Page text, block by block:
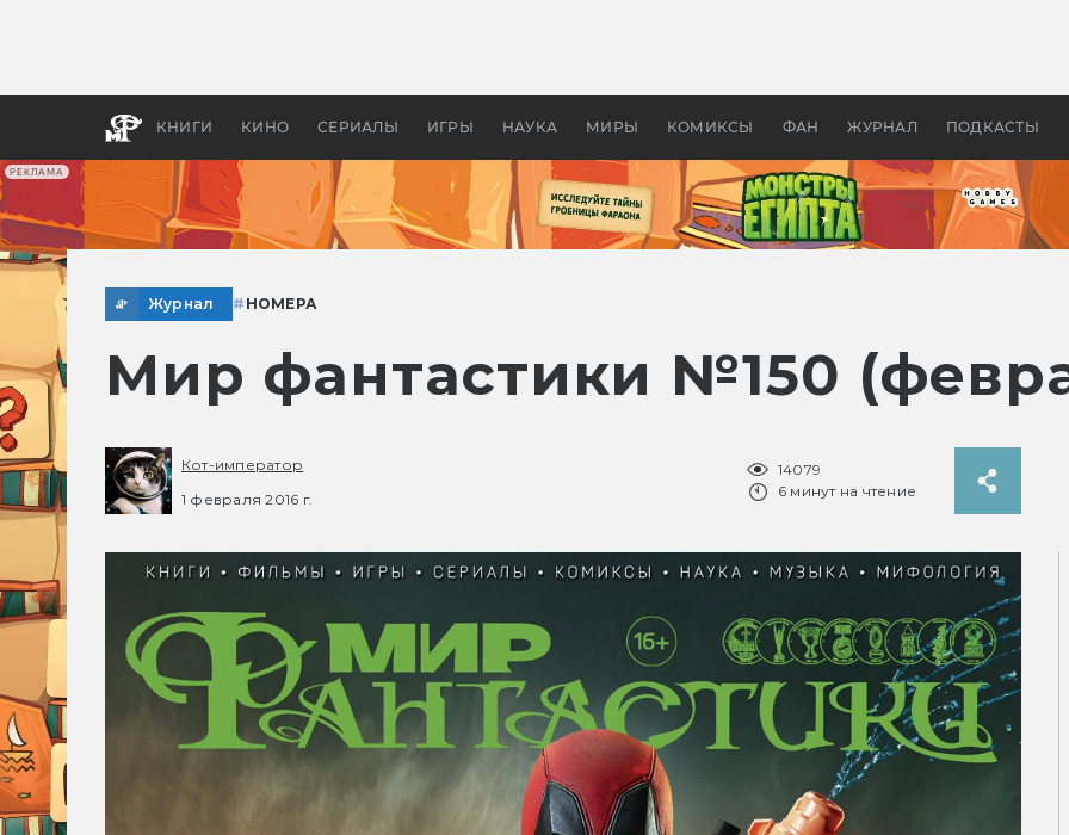
РЕКЛАМА
КНИГИ КИНО СЕРИАЛЫ ИГРЫ НАУКА МИРЫ КОМИКСЫ ФАН ЖУРНАЛ ПОДКАСТЫ
бы «Властелина колец»
Древней Грецией
Журнал # НОМЕРА
Мир фантастики №150
Кот-император
1 февраля 2016 г.
14079
6 минут на чтение